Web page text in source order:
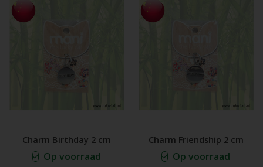
Charm Birthday 2 cm
Op voorraad
Charm Friendship 2 cm
Op voorraad